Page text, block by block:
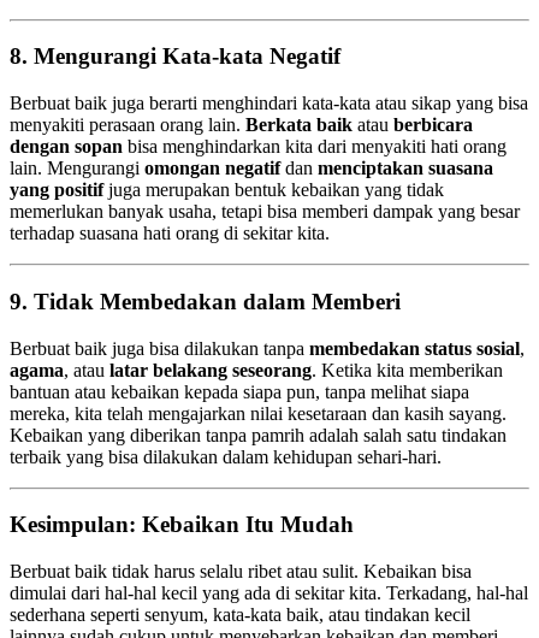
8. Mengurangi Kata-kata Negatif
Berbuat baik juga berarti menghindari kata-kata atau sikap yang bisa
menyakiti perasaan orang lain. Berkata baik atau berbicara
dengan sopan bisa menghindarkan kita dari menyakiti hati orang
lain. Mengurangi omongan negatifdan menciptakan suasana
yang positifjuga merupakan bentuk kebaikan yang tidak
memerlukan banyak usaha, tetapi bisa memberi dampak yang besar
terhadap suasana hati orang di sekitar kita.
9. Tidak Membedakan dalam Memberi
Berbuat baik juga bisa dilakukan tanpa membedakan status sosial,
agama, atau latar belakang seseorang. Ketika kita memberikan
bantuan atau kebaikan kepada siapa pun, tanpa melihat siapa
mereka, kita telah mengajarkan nilai kesetaraan dan kasih sayang.
Kebaikan yang diberikan tanpa pamrih adalah salah satu tindakan
terbaik yang bisa dilakukan dalam kehidupan sehari-hari.
Kesimpulan: Kebaikan Itu Mudah
Berbuat baik tidak harus selalu ribet atau sulit. Kebaikan bisa
dimulai dari hal-hal kecil yang ada di sekitar kita. Terkadang, hal-hal
sederhana seperti senyum, kata-kata baik, atau tindakan kecil